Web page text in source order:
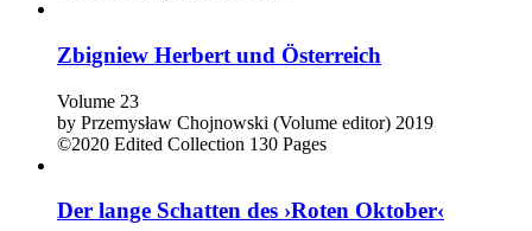
Zbigniew Herbert und Österreich
Volume 23
by Przemysław Chojnowski (Volume editor) 2019
©2020 Edited Collection 130 Pages
Der lange Schatten des ›Roten Oktober‹